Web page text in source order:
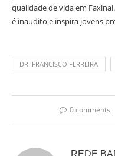
qualidade de vida em
é inaudito e inspira jovens
DR. FRANCISCO FERREIRA
0 comments
REDE